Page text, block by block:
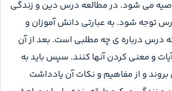
می شود. در مطالعه درس دین و زندگی
توجه شود. به عبارتی دانش آموزان و
که درس درباره ی چه مطلبی است. بعد از آن
و معنی کردن آنها کنند. سپس باید به
و از مفاهیم و نکات آن یادداشت